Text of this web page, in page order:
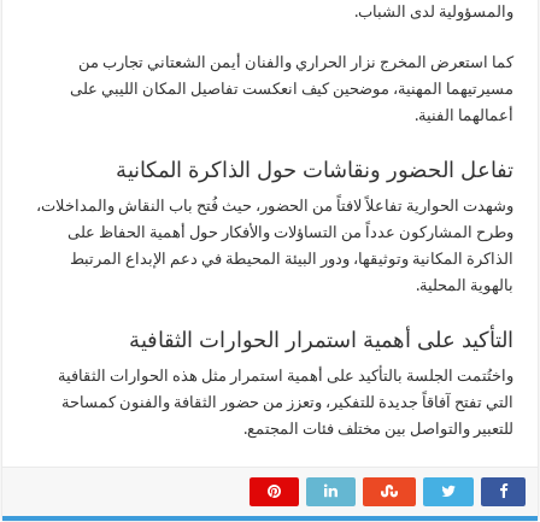
والمسؤولية لدى الشباب.
كما استعرض المخرج نزار الحراري والفنان أيمن الشعتاني تجارب من
مسيرتيهما المهنية، موضحين كيف انعكست تفاصيل المكان الليبي على
أعمالهما الفنية.
تفاعل الحضور ونقاشات حول الذاكرة المكانية
وشهدت الحوارية تفاعلاً لافتاً من الحضور، حيث فُتح باب النقاش والمداخلات،
وطرح المشاركون عدداً من التساؤلات والأفكار حول أهمية الحفاظ على
الذاكرة المكانية وتوثيقها، ودور البيئة المحيطة في دعم الإبداع المرتبط
بالهوية المحلية.
التأكيد على أهمية استمرار الحوارات الثقافية
واختُتمت الجلسة بالتأكيد على أهمية استمرار مثل هذه الحوارات الثقافية
التي تفتح آفاقاً جديدة للتفكير، وتعزز من حضور الثقافة والفنون كمساحة
للتعبير والتواصل بين مختلف فئات المجتمع.